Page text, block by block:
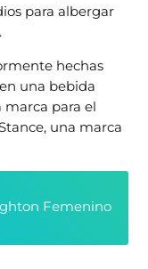
para albergar
hechas
una bebida
para el
una marca
Femenino